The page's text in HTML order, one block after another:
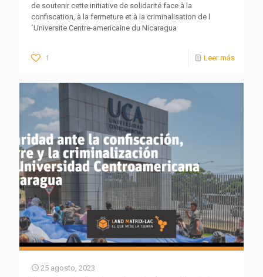
de soutenir cette initiative de solidarité face à la
confiscation, à la fermeture et à la criminalisation de l
´Universite Centre-americaine du Nicaragua
1 Leer más
25 agosto, 2023